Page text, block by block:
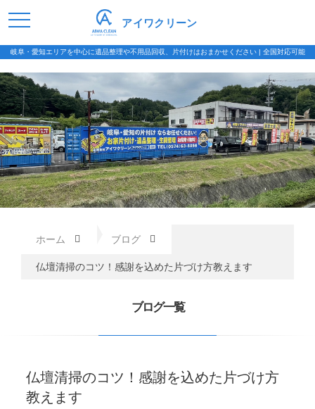
岐阜・愛知エリアを中心に遺品整理や不用品回収、片付けはおまかせください | 全国対応可能
アイワクリーン
ホーム ブログ
仏壇清掃のコツ！感謝を込めた片づけ方教えます
ブログ一覧
仏壇清掃のコツ！感謝を込めた片づけ方
教えます